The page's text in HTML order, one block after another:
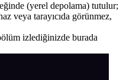
(yerel depolama) tutulur;
veya tarayıcıda görünmez,
izlediğinizde burada